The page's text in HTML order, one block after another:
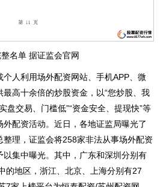
名单 据证监会官网
个人利用场外配资网站、手机APP、微
高十余倍的炒股资金，以“您炒股、我
盘交易、门槛低”“资金安全、提现快”等
配资活动。近日，各地证监局曝光了
理，证监会将258家非法从事场外配资
以集中曝光。其中，广东和深圳分别有
的地区，浙江、北京、上海分别有27